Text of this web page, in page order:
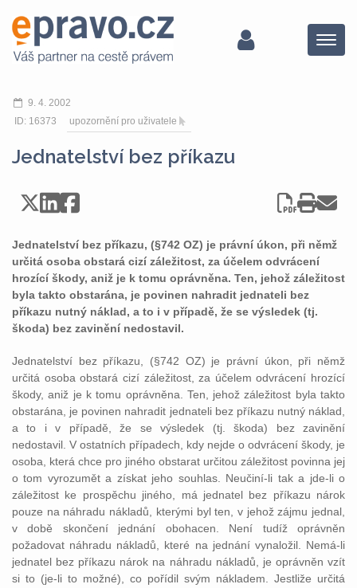
Menu
9. 4. 2002
ID: 16373
upozornění pro uživatele
Jednatelství bez příkazu
Jednatelství bez příkazu, (§742 OZ) je právní úkon, při němž
určitá osoba obstará cizí záležitost, za účelem odvrácení
hrozící škody, aniž je k tomu oprávněna. Ten, jehož záležitost
byla takto obstarána, je povinen nahradit jednateli bez
příkazu nutný náklad, a to i v případě, že se výsledek (tj.
škoda) bez zavinění nedostavil.
Jednatelství bez příkazu, (§742 OZ) je právní úkon, při němž
určitá osoba obstará cizí záležitost, za účelem odvrácení hrozící
škody, aniž je k tomu oprávněna. Ten, jehož záležitost byla takto
obstarána, je povinen nahradit jednateli bez příkazu nutný náklad,
a to i v případě, že se výsledek (tj. škoda) bez zavinění
nedostavil. V ostatních případech, kdy nejde o odvrácení škody, je
osoba, která chce pro jiného obstarat určitou záležitost povinna jej
o tom vyrozumět a získat jeho souhlas. Neučiní-li tak a jde-li o
záležitost ke prospěchu jiného, má jednatel bez příkazu nárok
pouze na náhradu nákladů, kterými byl ten, v jehož zájmu jednal,
v době skončení jednání obohacen. Není tudíž oprávněn
požadovat náhradu nákladů, které na jednání vynaložil. Nemá-li
jednatel bez příkazu nárok na náhradu nákladů, je oprávněn vzít
si to (je-li to možné), co pořídil svým nákladem. Jestliže určitá